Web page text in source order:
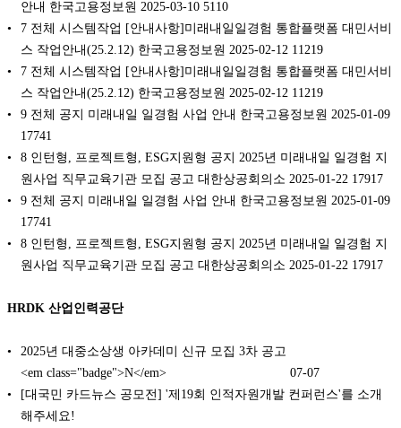
안내 한국고용정보원 2025-03-10 5110
7 전체 시스템작업 [안내사항]미래내일일경험 통합플랫폼 대민서비
스 작업안내(25.2.12) 한국고용정보원 2025-02-12 11219
7 전체 시스템작업 [안내사항]미래내일일경험 통합플랫폼 대민서비
스 작업안내(25.2.12) 한국고용정보원 2025-02-12 11219
9 전체 공지 미래내일 일경험 사업 안내 한국고용정보원 2025-01-09
17741
8 인턴형, 프로젝트형, ESG지원형 공지 2025년 미래내일 일경험 지
원사업 직무교육기관 모집 공고 대한상공회의소 2025-01-22 17917
9 전체 공지 미래내일 일경험 사업 안내 한국고용정보원 2025-01-09
17741
8 인턴형, 프로젝트형, ESG지원형 공지 2025년 미래내일 일경험 지
원사업 직무교육기관 모집 공고 대한상공회의소 2025-01-22 17917
HRDK 산업인력공단
2025년 대중소상생 아카데미 신규 모집 3차 공고
<em class="badge">N</em>
07-07
[대국민 카드뉴스 공모전] '제19회 인적자원개발 컨퍼런스'를 소개
해주세요!